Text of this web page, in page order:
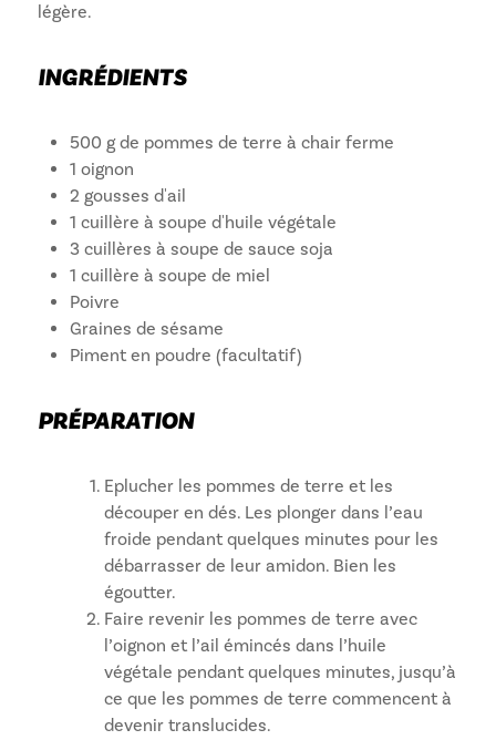
légère.
INGRÉDIENTS
500 g de pommes de terre à chair ferme
1 oignon
2 gousses d'ail
1 cuillère à soupe d'huile végétale
3 cuillères à soupe de sauce soja
1 cuillère à soupe de miel
Poivre
Graines de sésame
Piment en poudre (facultatif)
PRÉPARATION
Eplucher les pommes de terre et les
découper en dés. Les plonger dans l’eau
froide pendant quelques minutes pour les
débarrasser de leur amidon. Bien les
égoutter.
Faire revenir les pommes de terre avec
l’oignon et l’ail émincés dans l’huile
végétale pendant quelques minutes, jusqu’à
ce que les pommes de terre commencent à
devenir translucides.